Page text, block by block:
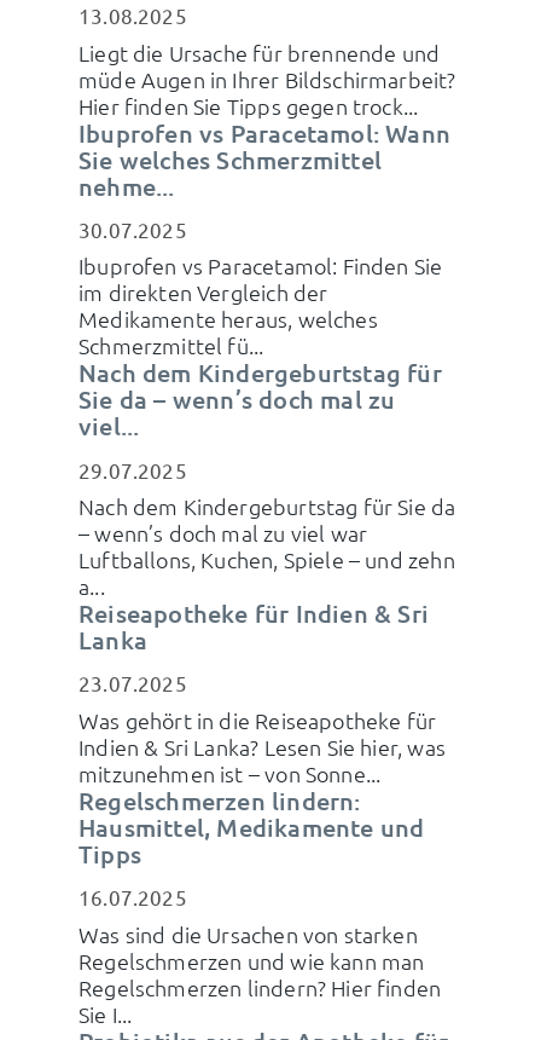
13.08.2025
Liegt die Ursache für brennende und
müde Augen in Ihrer Bildschirmarbeit?
Hier finden Sie Tipps gegen trock...
Ibuprofen vs Paracetamol: Wann
Sie welches Schmerzmittel
nehme...
30.07.2025
Ibuprofen vs Paracetamol: Finden Sie
im direkten Vergleich der
Medikamente heraus, welches
Schmerzmittel fü...
Nach dem Kindergeburtstag für
Sie da – wenn’s doch mal zu
viel...
29.07.2025
Nach dem Kindergeburtstag für Sie da
– wenn’s doch mal zu viel war
Luftballons, Kuchen, Spiele – und zehn
a...
Reiseapotheke für Indien & Sri
Lanka
23.07.2025
Was gehört in die Reiseapotheke für
Indien & Sri Lanka? Lesen Sie hier, was
mitzunehmen ist – von Sonne...
Regelschmerzen lindern:
Hausmittel, Medikamente und
Tipps
16.07.2025
Was sind die Ursachen von starken
Regelschmerzen und wie kann man
Regelschmerzen lindern? Hier finden
Sie I...